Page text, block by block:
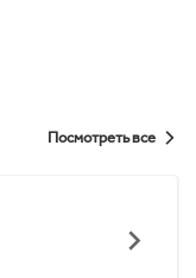
Посмотреть все